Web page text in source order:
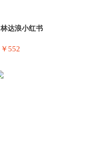
林达浪小红书
￥552